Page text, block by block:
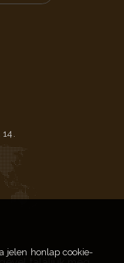
jelen honlap cookie-